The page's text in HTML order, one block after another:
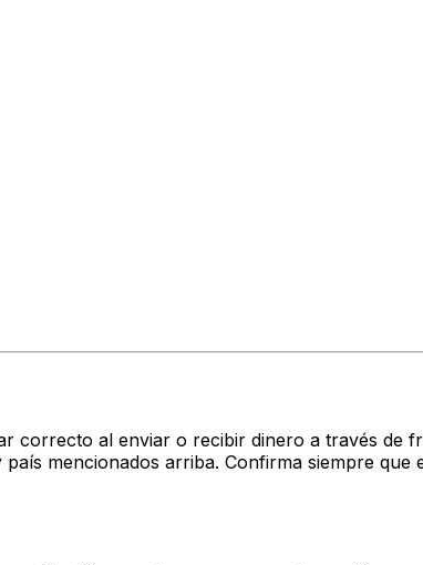
correcto al enviar o recibir dinero a través de
mencionados arriba. Confirma siempre